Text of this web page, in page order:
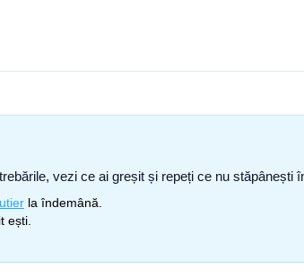
vezi ce ai greșit și repeți ce nu
la îndemână.
ești.